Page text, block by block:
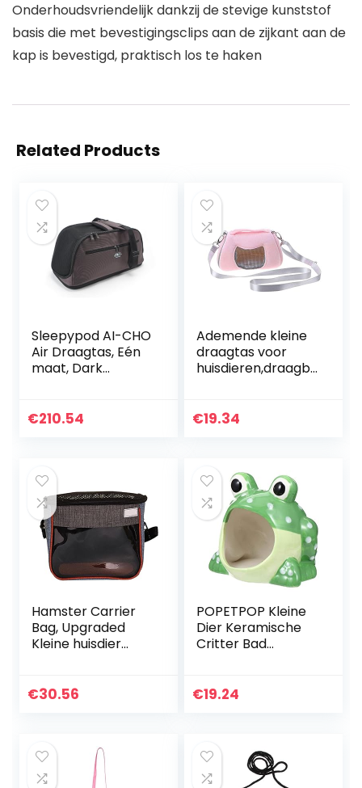
Onderhoudsvriendelijk dankzij de stevige kunststof
basis die met bevestigingsclips aan de zijkant aan de
kap is bevestigd, praktisch los te haken
Related Products
Sleepypod AI-CHO
Air Draagtas, Eén
maat, Dark
€210.54
Ademende kleine
draagtas voor
huisdieren,draagb
enkele
g, chinchilla, cavia
en eekhoorn
€19.34
Hamster Carrier
Bag, Upgraded
Kleine huisdier
schouderband en
€30.56
POPETPOP Kleine
Dier Keramische
Critter Bad
Huis Zomer Cool
€19.24